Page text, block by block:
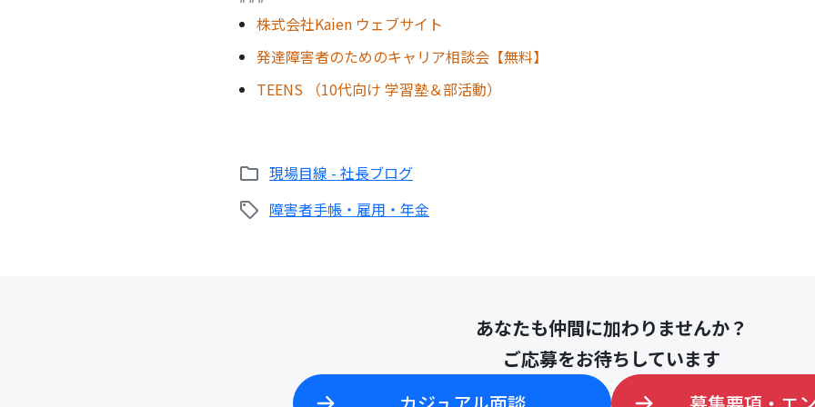
株式会社Kaien ウェブサイト
発達障害者のためのキャリア相談会【無料】
TEENS （10代向け 学習塾＆部活動）
現場目線 - 社長ブログ
障害者手帳・雇用・年金
あなたも仲間に加わりませんか？
ご応募をお待ちしています